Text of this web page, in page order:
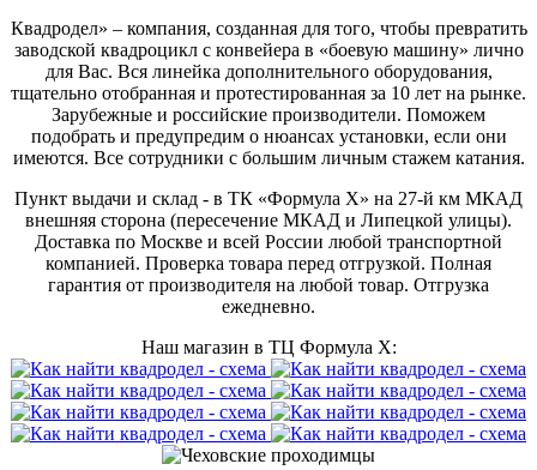
Квадродел» – компания, созданная для того, чтобы превратить
заводской квадроцикл с конвейера в «боевую машину» лично
для Вас. Вся линейка дополнительного оборудования,
тщательно отобранная и протестированная за 10 лет на рынке.
Зарубежные и российские производители. Поможем
подобрать и предупредим о нюансах установки, если они
имеются. Все сотрудники с большим личным стажем катания.
Пункт выдачи и склад - в ТК «Формула X» на 27-й км МКАД
внешняя сторона (пересечение МКАД и Липецкой улицы).
Доставка по Москве и всей России любой транспортной
компанией. Проверка товара перед отгрузкой. Полная
гарантия от производителя на любой товар. Отгрузка
ежедневно.
Наш магазин в ТЦ Формула Х: